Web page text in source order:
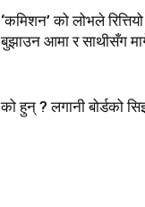
‘कमिशन’ को लोभले
बुझाउन आमा र साथीसँग
को हुन् ? लगानी बोर्डको